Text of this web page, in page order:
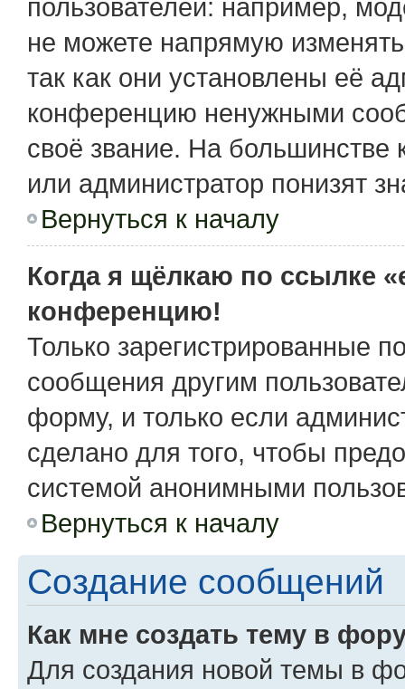
пользователей: например,
не можете напрямую
так как они установлены её
конференцию ненужными
своё звание. На
или администратор понизят
Вернуться к началу
Когда я щёлкаю по ссылке
конференцию!
Только зарегистрированные
сообщения другим
форму, и только если
сделано для того, чтобы
системой анонимными
Вернуться к началу
Создание сообщений
Как мне создать тему в
Для создания новой темы в